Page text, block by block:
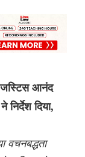
जस्टिस आनंद
दिया,